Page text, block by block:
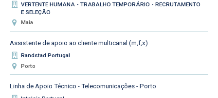
VERTENTE HUMANA - TRABALHO TEMPORÁRIO - RECRUTAMENTO
E SELEÇÃO
Maia
Assistente de apoio ao cliente multicanal (m,f,x)
Randstad Portugal
Porto
Linha de Apoio Técnico - Telecomunicações - Porto